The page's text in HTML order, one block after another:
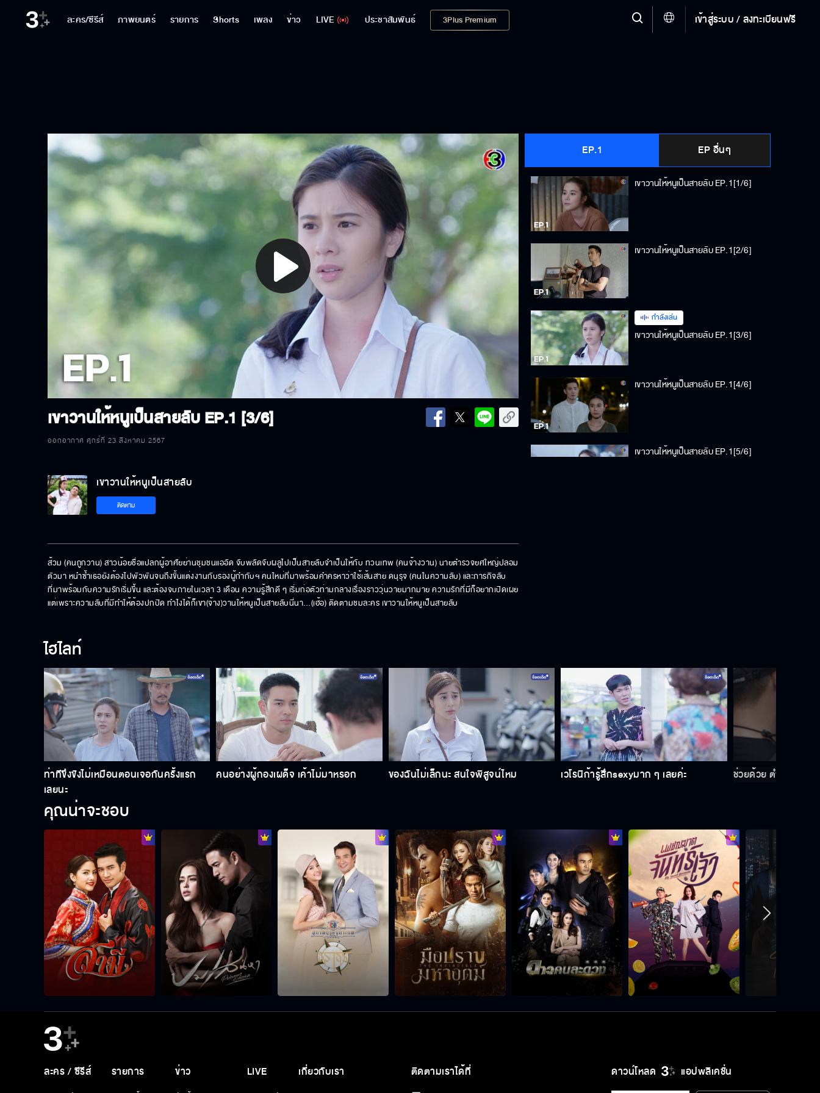
ละคร/ซีรีส์ ภาพยนตร์ รายการ Shorts เพลง ข่าว LIVE ประชาสัมพันธ์ 3Plus Premium เข้าสู่ระบบ / ลงทะเบียนฟรี
Play
Video
เขาวานให้หนูเป็นสายลับEP.1 [3/6]
ออกอากาศ ศุกร์ที่ 23 สิงหาคม 2567
EP.1 EP อื่นๆ
เขาวานให้หนูเป็นสายลับ EP.1[1/6]
เขาวานให้หนูเป็นสายลับ EP.1[2/6]
กำลังเล่น
เขาวานให้หนูเป็นสายลับ EP.1[3/6]
เขาวานให้หนูเป็นสายลับ EP.1[4/6]
เขาวานให้หนูเป็นสายลับ EP.1[5/6]
เขาวานให้หนูเป็นสายลับ
ติดตาม
ส้วม (คนถูกวาน) สาวน้อยชื่อแปลกผู้อาศัยย่านชุมชนแออัด จับพลัดจับผลูไปเป็นสายลับจำเป็นให้กับ ทวนเทพ (คนจ้างวาน) นายตำรวจยศใหญ่ปลอม
ตัวมา หนำซ้ำเธอยังต้องไปพัวพันจนถึงขั้นแต่งงานกับรองผู้กำกับฯ คนใหม่ที่มาพร้อมคำครหาว่าใช้เส้นสาย ดนุรุจ (คนในความลับ) และภารกิจลับ
ที่มาพร้อมกับความรักเริ่มขึ้น และต้องจบภายในเวลา 3 เดือน ความรู้สึกดี ๆ เริ่มก่อตัวท่ามกลางเรื่องราววุ่นวายมากมาย ความรักที่มีก็อยากเปิดเผย
แต่เพราะความลับที่มีทำให้ต้องปกปิด ทำไงได้ก็เขา(จ้าง)วานให้หนูเป็นสายลับนี่นา…(เฮ้อ) ติดตามชมละคร เขาวานให้หนูเป็นสายลับ
ไฮไลท์
ท่าทีขึงขังไม่เหมือนตอนเจอกันครั้งแรก
เลยนะ
คนอย่างผู้กองเผด็จ เค้าไม่มาหรอก ของฉันไม่เล็กนะ สนใจพิสูจน์ไหม เวโรนิก้ารู้สึกsexyมาก ๆ เลยค่ะ ช่วยด้วย ตำรวจจับน
คุณน่าจะชอบ
ดาวน์โหลด แอปพลิเคชั่น
ละคร / ซีรีส์ รายการ ข่าว LIVE เกี่ยวกับเรา ติดตามเราได้ที่